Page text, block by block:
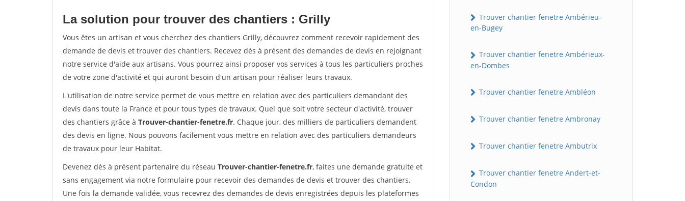
La solution pour trouver des chantiers : Grilly
Vous êtes un artisan et vous cherchez des chantiers Grilly, découvrez comment recevoir rapidement des
demande de devis et trouver des chantiers. Recevez dès à présent des demandes de devis en rejoignant
notre service d'aide aux artisans. Vous pourrez ainsi proposer vos services à tous les particuliers proches
de votre zone d'activité et qui auront besoin d'un artisan pour réaliser leurs travaux.
L'utilisation de notre service permet de vous mettre en relation avec des particuliers demandant des
devis dans toute la France et pour tous types de travaux. Quel que soit votre secteur d'activité, trouver
des chantiers grâce à Trouver-chantier-fenetre.fr. Chaque jour, des milliers de particuliers demandent
des devis en ligne. Nous pouvons facilement vous mettre en relation avec des particuliers demandeurs
de travaux pour leur Habitat.
Devenez dès à présent partenaire du réseau Trouver-chantier-fenetre.fr, faites une demande gratuite et
sans engagement via notre formulaire pour recevoir des demandes de devis et trouver des chantiers.
Une fois la demande validée, vous recevrez des demandes de devis enregistrées depuis les plateformes
Trouver chantier fenetre Ambérieu-
en-Bugey
Trouver chantier fenetre Ambérieux-
en-Dombes
Trouver chantier fenetre Ambléon
Trouver chantier fenetre Ambronay
Trouver chantier fenetre Ambutrix
Trouver chantier fenetre Andert-et-
Condon